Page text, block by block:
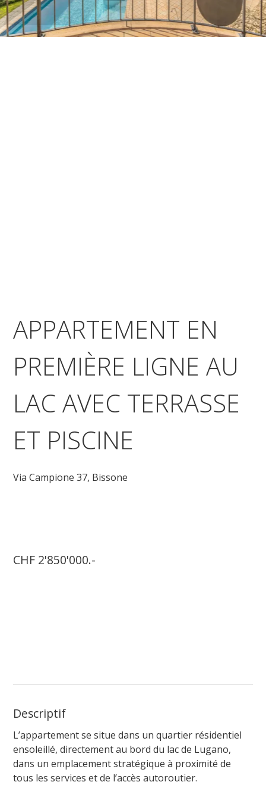
APPARTEMENT EN
PREMIÈRE LIGNE AU
LAC AVEC TERRASSE
ET PISCINE
Via Campione 37, Bissone
CHF 2'850'000.-
Descriptif
L’appartement se situe dans un quartier résidentiel
ensoleillé, directement au bord du lac de Lugano,
dans un emplacement stratégique à proximité de
tous les services et de l’accès autoroutier.